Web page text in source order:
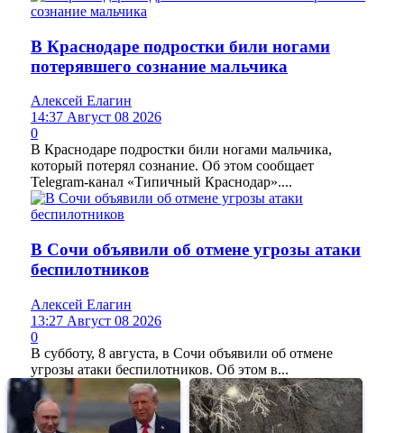
В Краснодаре подростки били ногами
потерявшего сознание мальчика
Алексей Елагин
14:37 Август 08 2026
0
В Краснодаре подростки били ногами мальчика,
который потерял сознание. Об этом сообщает
Telegram-канал «Типичный Краснодар»....
В Сочи объявили об отмене угрозы атаки
беспилотников
Алексей Елагин
13:27 Август 08 2026
0
В субботу, 8 августа, в Сочи объявили об отмене
угрозы атаки беспилотников. Об этом в...